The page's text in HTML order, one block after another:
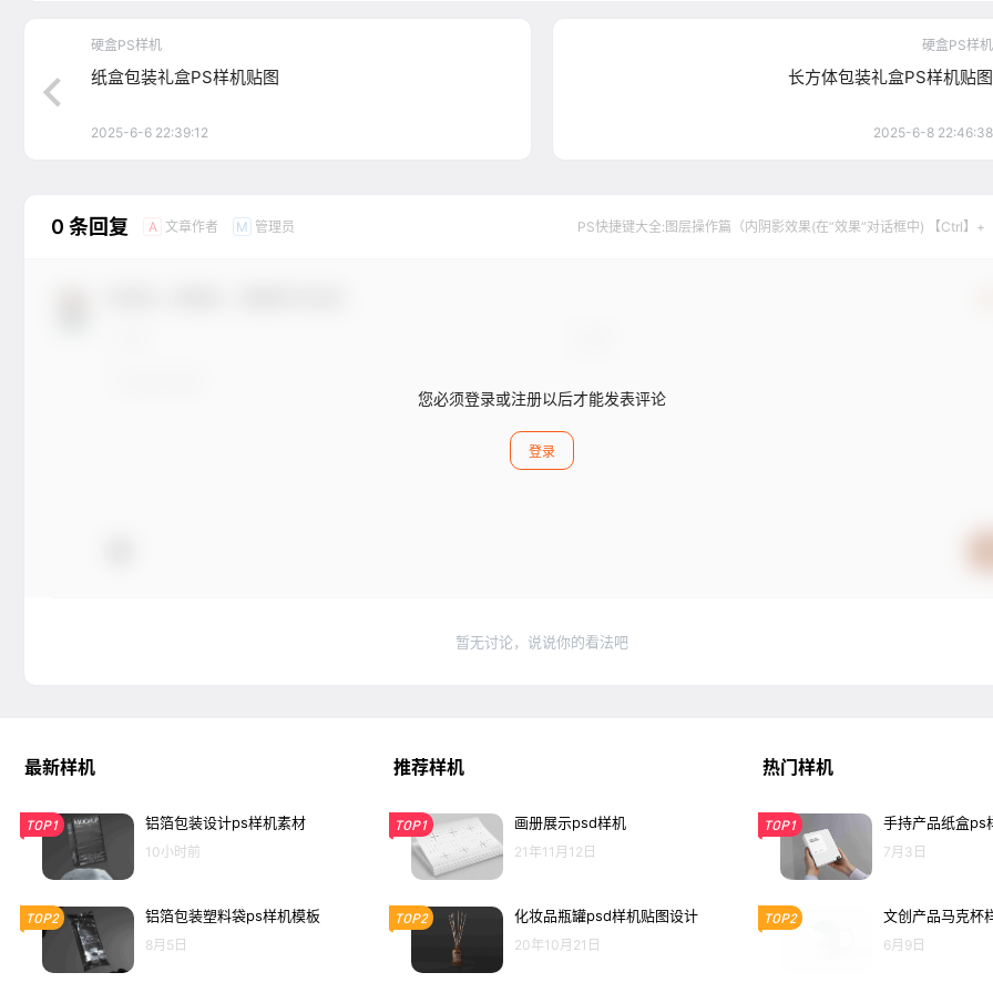
硬盒PS样机
纸盒包装礼盒PS样机贴图
2025-6-6 22:39:12
硬盒PS样机
长方体包装礼盒PS样机贴图
2025-6-8 22:46:38
0 条回复 A 文章作者 M 管理员 PS快捷键大全:图层操作篇（内阴影效果(在”效果”对话框中) 【Ctrl】+
您必须登录或注册以后才能发表评论
登录
暂无讨论，说说你的看法吧
最新样机
TOP1 铝箔包装设计ps样机素材
10小时前
TOP2 铝箔包装塑料袋ps样机模板
8月5日
推荐样机
TOP1 画册展示psd样机
21年11月12日
TOP2 化妆品瓶罐psd样机贴图设计
20年10月21日
热门样机
TOP1 手持产品纸盒ps
7月3日
TOP2 文创产品马克杯
6月9日